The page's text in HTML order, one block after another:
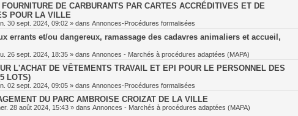
DE CARBURANTS PAR CARTES ACCRÉDITIVES ET DE
POUR LA VILLE
30 sept. 2024, 09:02 » dans Annonces-Procédures formalisées
errants et/ou dangereux, ramassage des cadavres animaliers et accueil,
26 sept. 2024, 18:35 » dans Annonces - Marchés à procédures adaptées (MAPA)
L'ACHAT DE VÊTEMENTS TRAVAIL ET EPI POUR LE PERSONNEL DES
LOTS)
02 sept. 2024, 09:05 » dans Annonces-Procédures formalisées
DU PARC AMBROISE CROIZAT DE LA VILLE
28 août 2024, 15:43 » dans Annonces - Marchés à procédures adaptées (MAPA)